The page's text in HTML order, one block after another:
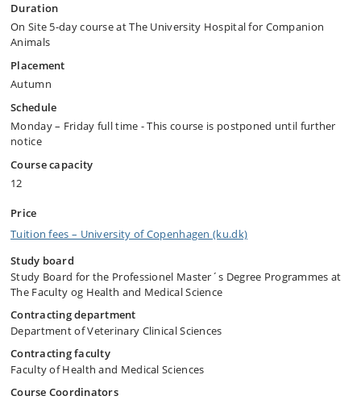
Duration
On Site 5-day course at The University Hospital for Companion
Animals
Placement
Autumn
Schedule
Monday – Friday full time - This course is postponed until further
notice
Course capacity
12
Price
Tuition fees – University of Copenhagen (ku.dk)
Study board
Study Board for the Professionel Master´s Degree Programmes at
The Faculty og Health and Medical Science
Contracting department
Department of Veterinary Clinical Sciences
Contracting faculty
Faculty of Health and Medical Sciences
Course Coordinators